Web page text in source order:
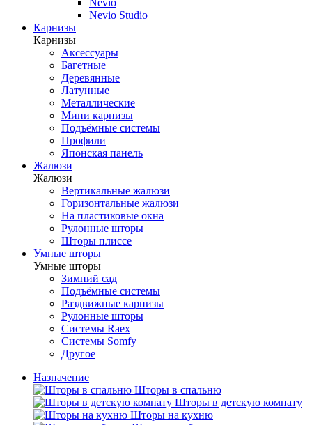
Nevio
Nevio Studio
Карнизы
Карнизы
Аксессуары
Багетные
Деревянные
Латунные
Металлические
Мини карнизы
Подъёмные системы
Профили
Японская панель
Жалюзи
Жалюзи
Вертикальные жалюзи
Горизонтальные жалюзи
На пластиковые окна
Рулонные шторы
Шторы плиссе
Умные шторы
Умные шторы
Зимний сад
Подъёмные системы
Раздвижные карнизы
Рулонные шторы
Системы Raex
Системы Somfy
Другое
Назначение
Шторы в спальню
Шторы в детскую комнату
Шторы на кухню